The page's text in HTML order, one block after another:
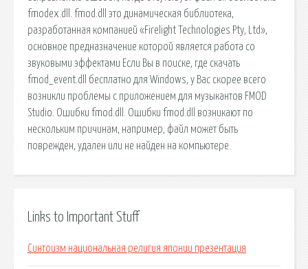
fmodex.dll. fmod.dll это динамическая библиотека,
разработанная компанией «Firelight Technologies Pty, Ltd»,
основное предназначение которой является работа со
звуковыми эффектами Если Вы в поиске, где скачать
fmod_event.dll бесплатно для Windows, у Вас скорее всего
возникли проблемы с приложением для музыкантов FMOD
Studio. Ошибки fmod.dll. Ошибки fmod.dll возникают по
нескольким причинам, например, файл может быть
поврежден, удален или не найден на компьютере.
Links to Important Stuff
Синтоизм национальная религия японии презентация